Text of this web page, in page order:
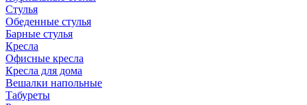
Стулья
Обеденные стулья
Барные стулья
Кресла
Офисные кресла
Кресла для дома
Вешалки напольные
Табуреты